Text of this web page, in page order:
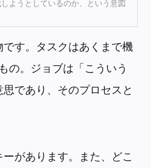
ようとしているのか、という意図
す。タスクはあくまで機
の。ジョブは「こういう
であり、そのプロセスと
があります。また、どこ